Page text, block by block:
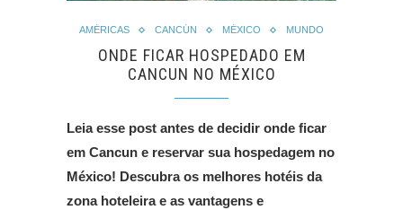
AMÉRICAS CANCÚN MÉXICO MUNDO
ONDE FICAR HOSPEDADO EM
CANCUN NO MÉXICO
Leia esse post antes de decidir onde ficar
em Cancun e reservar sua hospedagem no
México! Descubra os melhores hotéis da
zona hoteleira e as vantagens e